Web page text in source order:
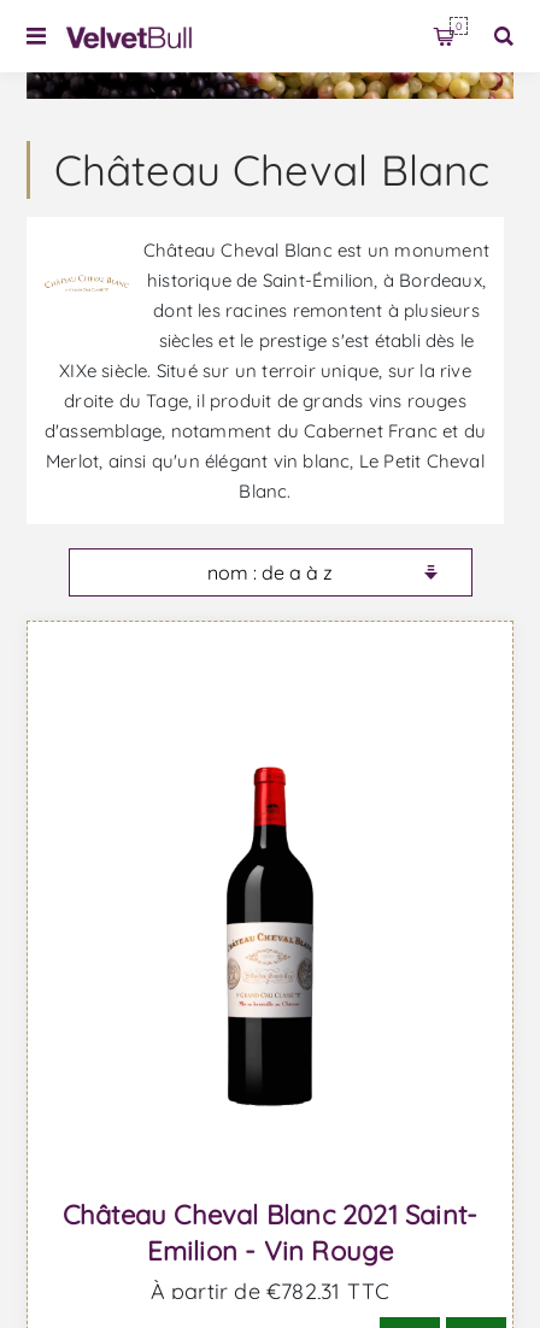
0
Château Cheval Blanc
Château Cheval Blanc est un monument
historique de Saint-Émilion, à Bordeaux,
dont les racines remontent à plusieurs
siècles et le prestige s'est établi dès le
XIXe siècle. Situé sur un terroir unique, sur la rive
droite du Tage, il produit de grands vins rouges
d'assemblage, notamment du Cabernet Franc et du
Merlot, ainsi qu'un élégant vin blanc, Le Petit Cheval
Blanc.
Château Cheval Blanc 2021 Saint-
Emilion - Vin Rouge
À partir de €782,31 TTC